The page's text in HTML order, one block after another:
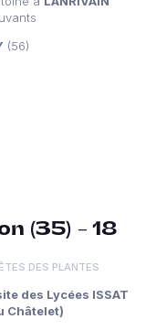
(56)
(35) – 18
DES PLANTES
des Lycées ISSAT
Châtelet)